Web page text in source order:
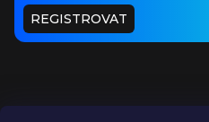
REGISTROVAT